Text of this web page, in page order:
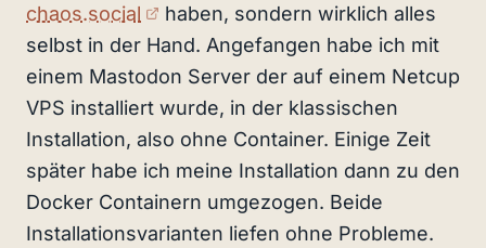
chaos.social
(externer Link)
haben, sondern wirklich alles
selbst in der Hand. Angefangen habe ich mit
einem Mastodon Server der auf einem Netcup
VPS installiert wurde, in der klassischen
Installation, also ohne Container. Einige Zeit
später habe ich meine Installation dann zu den
Docker Containern umgezogen. Beide
Installationsvarianten liefen ohne Probleme.